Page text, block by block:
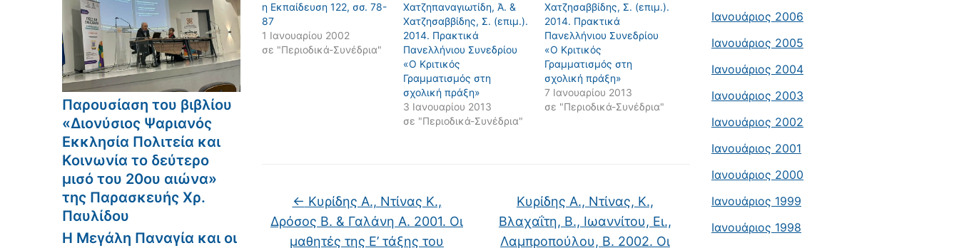
Παρουσίαση του βιβλίου
«Διονύσιος Ψαριανός
Εκκλησία Πολιτεία και
Κοινωνία το δεύτερο
μισό του 20ου αιώνα»
της Παρασκευής Χρ.
Παυλίδου
Η Μεγάλη Παναγία και οι
η Eκπαίδευση 122, σσ. 78-
87
1 Ιανουαρίου 2002
σε "Περιοδικά-Συνέδρια"
Χατζηπαναγιωτίδη, Ά. &
Χατζησαββίδης, Σ. (επιμ.).
2014. Πρακτικά
Πανελλήνιου Συνεδρίου
«Ο Κριτικός
Γραμματισμός στη
σχολική πράξη»
3 Ιανουαρίου 2013
σε "Περιοδικά-Συνέδρια"
Χατζησαββίδης, Σ. (επιμ.).
2014. Πρακτικά
Πανελλήνιου Συνεδρίου
«Ο Κριτικός
Γραμματισμός στη
σχολική πράξη»
7 Ιανουαρίου 2013
σε "Περιοδικά-Συνέδρια"
← Κυρίδης Α., Ντίνας Κ.,
Δρόσος Β. & Γαλάνη Α. 2001. Οι
μαθητές της Ε’ τάξης του
Κυρίδης Α., Ντίνας, Κ.,
Βλαχαΐτη, Β., Ιωαννίτου, Ει.,
Λαμπροπούλου, Β. 2002. Oι
Ιανουάριος 2006
Ιανουάριος 2005
Ιανουάριος 2004
Ιανουάριος 2003
Ιανουάριος 2002
Ιανουάριος 2001
Ιανουάριος 2000
Ιανουάριος 1999
Ιανουάριος 1998